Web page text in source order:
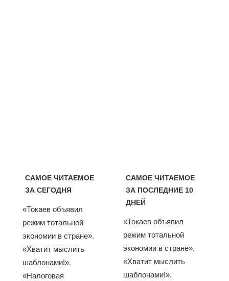
САМОЕ ЧИТАЕМОЕ
ЗА СЕГОДНЯ
«Токаев объявил
режим тотальной
экономии в стране».
«Хватит мыслить
шаблонами!».
«Налоговая
САМОЕ ЧИТАЕМОЕ
ЗА ПОСЛЕДНИЕ 10
ДНЕЙ
«Токаев объявил
режим тотальной
экономии в стране».
«Хватит мыслить
шаблонами!».